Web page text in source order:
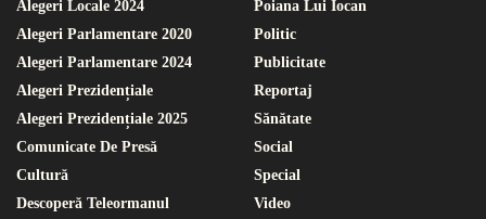
Alegeri Locale 2024
Alegeri Parlamentare 2020
Alegeri Parlamentare 2024
Alegeri Prezidențiale
Alegeri Prezidențiale 2025
Comunicate De Presă
Cultură
Descoperă Teleormanul
Poiana Lui Iocan
Politic
Publicitate
Reportaj
Sănătate
Social
Special
Video